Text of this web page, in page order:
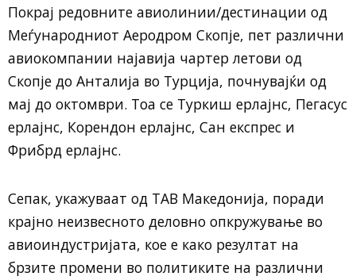
Покрај редовните авиолинии/дестинации од
Меѓународниот Аеродром Скопје, пет различни
авиокомпании најавија чартер летови од
Скопје до Анталија во Турција, почнувајќи од
мај до октомври. Тоа се Туркиш ерлајнс, Пегасус
ерлајнс, Корендон ерлајнс, Сан експрес и
Фрибрд ерлајнс.
Сепак, укажуваат од ТАВ Македонија, поради
крајно неизвесното деловно опкружување во
авиоиндустријата, кое е како резултат на
брзите промени во политиките на различни